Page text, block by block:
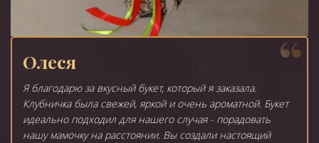
Олеся
Я благодарю за вкусный букет, который я заказала.
Клубничка была свежей, яркой и очень ароматной. Букет
идеально подходил для нашего случая - порадовать
нашу мамочку на расстоянии. Вы создали настоящий